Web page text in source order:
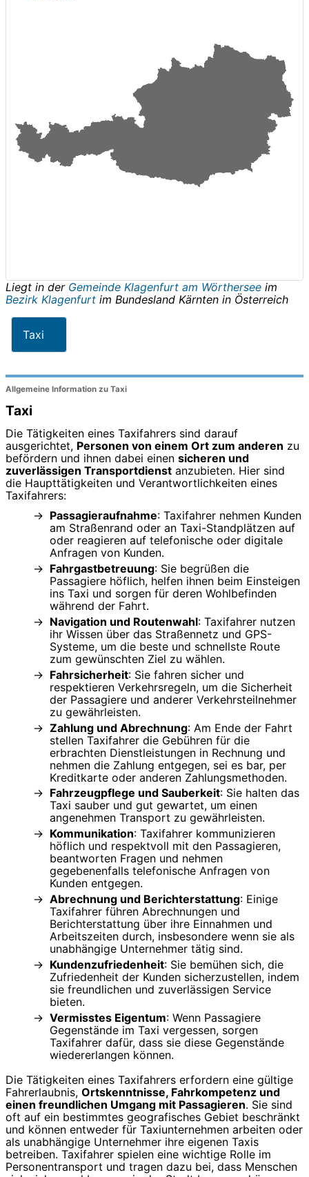
Liegt in der Gemeinde Klagenfurt am Wörthersee im
Bezirk Klagenfurt im Bundesland Kärnten in Österreich
Taxi
Allgemeine Information zu Taxi
Taxi
Die Tätigkeiten eines Taxifahrers sind darauf
ausgerichtet, Personen von einem Ort zum anderen zu
befördern und ihnen dabei einen sicheren und
zuverlässigen Transportdienst anzubieten. Hier sind
die Haupttätigkeiten und Verantwortlichkeiten eines
Taxifahrers:
Passagieraufnahme: Taxifahrer nehmen Kunden
am Straßenrand oder an Taxi-Standplätzen auf
oder reagieren auf telefonische oder digitale
Anfragen von Kunden.
Fahrgastbetreuung: Sie begrüßen die
Passagiere höflich, helfen ihnen beim Einsteigen
ins Taxi und sorgen für deren Wohlbefinden
während der Fahrt.
Navigation und Routenwahl: Taxifahrer nutzen
ihr Wissen über das Straßennetz und GPS-
Systeme, um die beste und schnellste Route
zum gewünschten Ziel zu wählen.
Fahrsicherheit: Sie fahren sicher und
respektieren Verkehrsregeln, um die Sicherheit
der Passagiere und anderer Verkehrsteilnehmer
zu gewährleisten.
Zahlung und Abrechnung: Am Ende der Fahrt
stellen Taxifahrer die Gebühren für die
erbrachten Dienstleistungen in Rechnung und
nehmen die Zahlung entgegen, sei es bar, per
Kreditkarte oder anderen Zahlungsmethoden.
Fahrzeugpflege und Sauberkeit: Sie halten das
Taxi sauber und gut gewartet, um einen
angenehmen Transport zu gewährleisten.
Kommunikation: Taxifahrer kommunizieren
höflich und respektvoll mit den Passagieren,
beantworten Fragen und nehmen
gegebenenfalls telefonische Anfragen von
Kunden entgegen.
Abrechnung und Berichterstattung: Einige
Taxifahrer führen Abrechnungen und
Berichterstattung über ihre Einnahmen und
Arbeitszeiten durch, insbesondere wenn sie als
unabhängige Unternehmer tätig sind.
Kundenzufriedenheit: Sie bemühen sich, die
Zufriedenheit der Kunden sicherzustellen, indem
sie freundlichen und zuverlässigen Service
bieten.
Vermisstes Eigentum: Wenn Passagiere
Gegenstände im Taxi vergessen, sorgen
Taxifahrer dafür, dass sie diese Gegenstände
wiedererlangen können.
Die Tätigkeiten eines Taxifahrers erfordern eine gültige
Fahrerlaubnis, Ortskenntnisse, Fahrkompetenz und
einen freundlichen Umgang mit Passagieren. Sie sind
oft auf ein bestimmtes geografisches Gebiet beschränkt
und können entweder für Taxiunternehmen arbeiten oder
als unabhängige Unternehmer ihre eigenen Taxis
betreiben. Taxifahrer spielen eine wichtige Rolle im
Personentransport und tragen dazu bei, dass Menschen